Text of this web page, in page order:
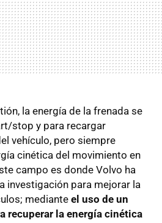
la energía de la frenada se
stop y para recargar
vehículo, pero siempre
cinética del movimiento en
campo es donde Volvo ha
investigación para mejorar la
mediante el uso de un
recuperar la energía cinética